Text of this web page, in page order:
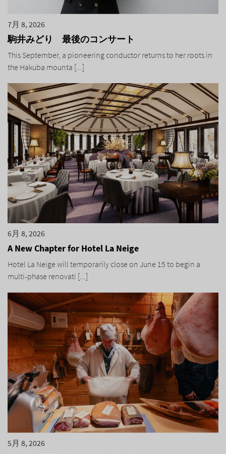
7月 8, 2026
駒井みどり 最後のコンサート
This September, a pioneering conductor returns to her roots in
the Hakuba mounta [...]
6月 8, 2026
A New Chapter for Hotel La Neige
Hotel La Neige will temporarily close on June 15 to begin a
multi-phase renovati [...]
5月 8, 2026